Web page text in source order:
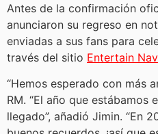
Antes de la confirmación
anunciaron su regreso en
enviadas a sus fans para
través del sitio Entertain
“Hemos esperado con más
RM. “El año que estábamos
llegado”, añadió Jimin. “En